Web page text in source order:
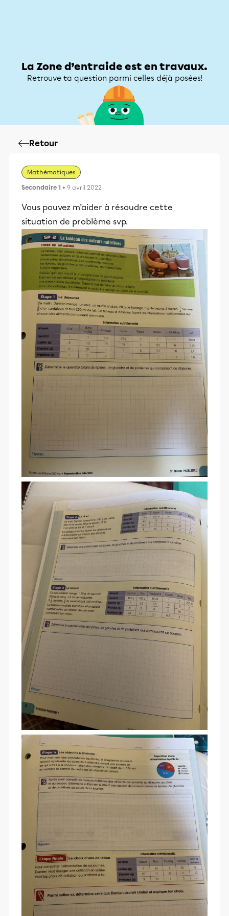
La Zone d’entraide est en travaux.
Retrouve ta question parmi celles déjà posées!
Retour
Mathématiques
Secondaire 1 • 9 avril 2022
Vous pouvez m’aider à résoudre cette
situation de problème svp.